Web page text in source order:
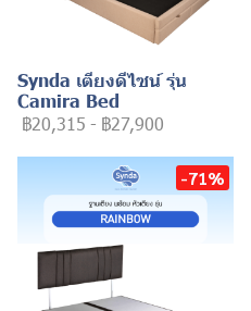
Synda เตียงดีไซน์ รุ่น
Camira Bed
฿20,315 - ฿27,900
-71%